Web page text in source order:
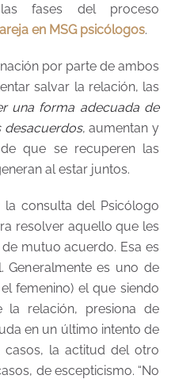
fases del proceso
en MSG psicólogos.
por parte de ambos
salvar la relación, las
una forma adecuada de
desacuerdos, aumentan y
que se recuperen las
al estar juntos.
consulta del Psicólogo
resolver aquello que les
mutuo acuerdo. Esa es
Generalmente es uno de
femenino) el que siendo
la relación, presiona de
en un último intento de
casos, la actitud del otro
de escepticismo. “No